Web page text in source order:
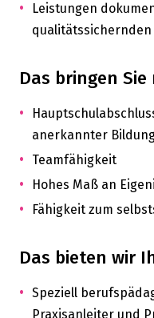
Leistungen
Das bringen Sie
anerkannter
Teamfähigkeit
Hohes Maß an
Fähigkeit zum
Das bieten wir
Speziell
Praxisanleiter und